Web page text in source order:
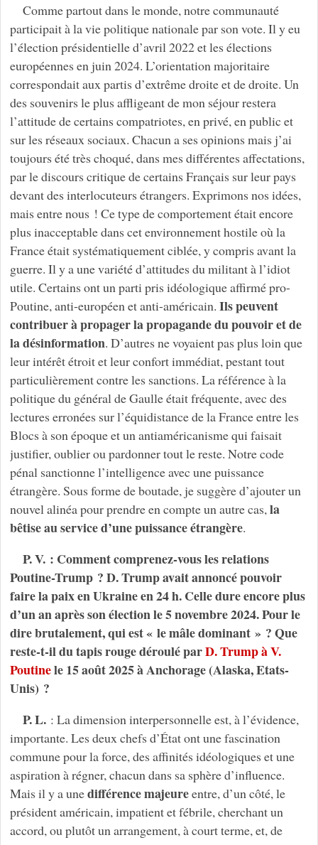
Comme partout dans le monde, notre communauté
participait à la vie politique nationale par son vote. Il y eu
l’élection présidentielle d’avril 2022 et les élections
européennes en juin 2024. L’orientation majoritaire
correspondait aux partis d’extrême droite et de droite. Un
des souvenirs le plus affligeant de mon séjour restera
l’attitude de certains compatriotes, en privé, en public et
sur les réseaux sociaux. Chacun a ses opinions mais j’ai
toujours été très choqué, dans mes différentes affectations,
par le discours critique de certains Français sur leur pays
devant des interlocuteurs étrangers. Exprimons nos idées,
mais entre nous ! Ce type de comportement était encore
plus inacceptable dans cet environnement hostile où la
France était systématiquement ciblée, y compris avant la
guerre. Il y a une variété d’attitudes du militant à l’idiot
utile. Certains ont un parti pris idéologique affirmé pro-
Poutine, anti-européen et anti-américain. Ils peuvent
contribuer à propager la propagande du pouvoir et de
la désinformation. D’autres ne voyaient pas plus loin que
leur intérêt étroit et leur confort immédiat, pestant tout
particulièrement contre les sanctions. La référence à la
politique du général de Gaulle était fréquente, avec des
lectures erronées sur l’équidistance de la France entre les
Blocs à son époque et un antiaméricanisme qui faisait
justifier, oublier ou pardonner tout le reste. Notre code
pénal sanctionne l’intelligence avec une puissance
étrangère. Sous forme de boutade, je suggère d’ajouter un
nouvel alinéa pour prendre en compte un autre cas, la
bêtise au service d’une puissance étrangère.
P. V. : Comment comprenez-vous les relations
Poutine-Trump ? D. Trump avait annoncé pouvoir
faire la paix en Ukraine en 24 h. Celle dure encore plus
d’un an après son élection le 5 novembre 2024. Pour le
dire brutalement, qui est « le mâle dominant » ? Que
reste-t-il du tapis rouge déroulé parD. Trump à V.
Poutinele 15 août 2025 à Anchorage (Alaska, Etats-
Unis) ?
P. L.: La dimension interpersonnelle est, à l’évidence,
importante. Les deux chefs d’État ont une fascination
commune pour la force, des affinités idéologiques et une
aspiration à régner, chacun dans sa sphère d’influence.
Mais il y a unedifférence majeureentre, d’un côté, le
président américain, impatient et fébrile, cherchant un
accord, ou plutôt un arrangement, à court terme, et, de